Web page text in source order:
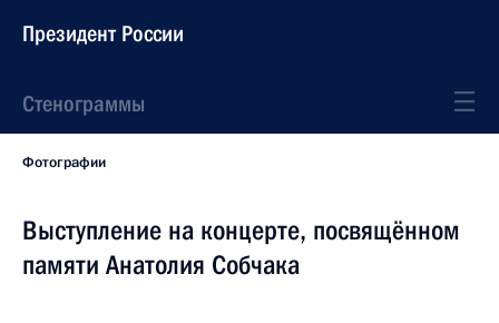
Президент России
Стенограммы
Фотографии
Выступление на концерте, посвящённом
памяти Анатолия Собчака